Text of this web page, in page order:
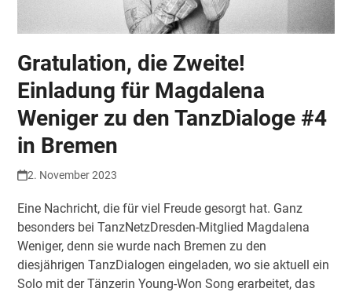
Gratulation, die Zweite!
Einladung für Magdalena
Weniger zu den TanzDialoge #4
in Bremen
2. November 2023
Eine Nachricht, die für viel Freude gesorgt hat. Ganz
besonders bei TanzNetzDresden-Mitglied Magdalena
Weniger, denn sie wurde nach Bremen zu den
diesjährigen TanzDialogen eingeladen, wo sie aktuell ein
Solo mit der Tänzerin Young-Won Song erarbeitet, das